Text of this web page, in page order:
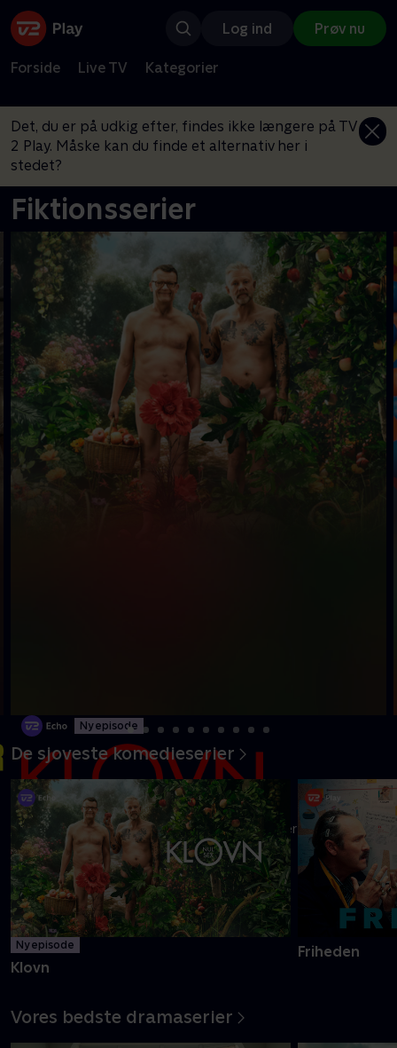
Log ind Prøv nu
Forside Live TV Kategorier
Det, du er på udkig efter, findes ikke længere på TV
2 Play. Måske kan du finde et alternativ her i
stedet?
Fiktionsserier
Ny episode
Danmarks pinligste makkerpar Frank og Casper navigerer livet
med tvivlsom succes
Mere info
De sjoveste komedieserier
Ny episode
Klovn
Friheden
Vores bedste dramaserier